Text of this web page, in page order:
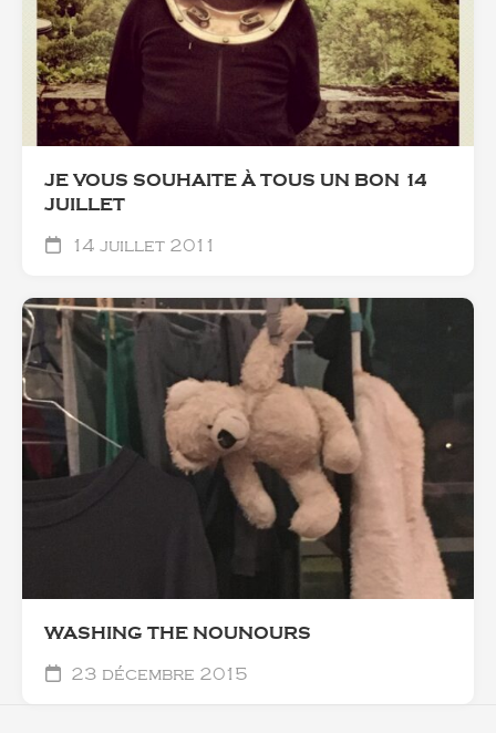
JE VOUS SOUHAITE À TOUS UN BON 14
JUILLET
14 juillet 2011
WASHING THE NOUNOURS
23 décembre 2015